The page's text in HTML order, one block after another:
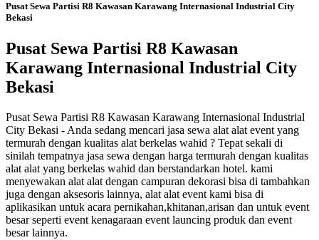
Pusat Sewa Partisi R8 Kawasan Karawang Internasional Industrial City
Bekasi
Pusat Sewa Partisi R8 Kawasan
Karawang Internasional Industrial City
Bekasi
Pusat Sewa Partisi R8 Kawasan Karawang Internasional Industrial
City Bekasi - Anda sedang mencari jasa sewa alat alat event yang
termurah dengan kualitas alat berkelas wahid ? Tepat sekali di
sinilah tempatnya jasa sewa dengan harga termurah dengan kualitas
alat alat yang berkelas wahid dan berstandarkan hotel. kami
menyewakan alat alat dengan campuran dekorasi bisa di tambahkan
juga dengan aksesoris lainnya, alat alat event kami bisa di
aplikasikan untuk acara pernikahan,khitanan,arisan dan untuk event
besar seperti event kenagaraan event launcing produk dan event
besar lainnya.